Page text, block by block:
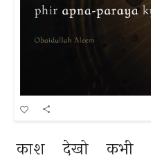
काश देखो कभी